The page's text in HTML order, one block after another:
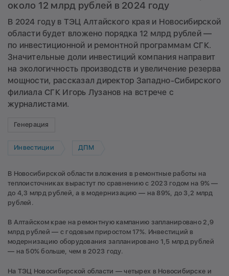
около 12 млрд рублей в 2024 году
В 2024 году в ТЭЦ Алтайского края и Новосибирской
области будет вложено порядка 12 млрд рублей —
по инвестиционной и ремонтной программам СГК.
Значительные доли инвестиций компания направит
на экологичность производств и увеличение резерва
мощности, рассказал директор Западно-Сибирского
филиала СГК Игорь Лузанов на встрече с
журналистами.
Генерация
Инвестиции ДПМ
В Новосибирской области вложения в ремонтные работы на
теплоисточниках вырастут по сравнению с 2023 годом на 9% —
до 4,3 млрд рублей, а в модернизацию — на 89%, до 3,2 млрд
рублей.
В Алтайском крае на ремонтную кампанию запланировано 2,9
млрд рублей — с годовым приростом 17%. Инвестиций в
модернизацию оборудования запланировано 1,5 млрд рублей
— на 50% больше, чем в 2023 году.
На ТЭЦ Новосибирской области — четырех в Новосибирске и